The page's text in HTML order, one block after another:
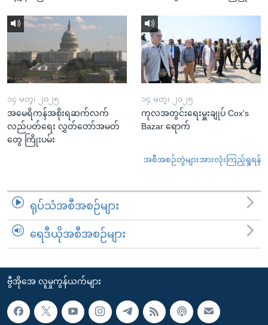
၁၄ မတ္၊ ၂၀၂၅
အမေရိကန်အစိုးရဆက်လက်
လည်ပတ်ရေး လွှတ်တော်အမတ်
တွေ ကြိုးပမ်း
၁၄ မတ္၊ ၂၀၂၅
ကုလအတွင်းရေးမှူးချုပ် Cox's
Bazar ရောက်
အစီအစဉ်တွဲများအားလုံးကြည့်ရှုရန်
ရုပ်သံအစီအစဉ်များ
ရေဒီယိုအစီအစဉ်များ
ဗွီအိုအေ လူမှုကွန်ယက်များ